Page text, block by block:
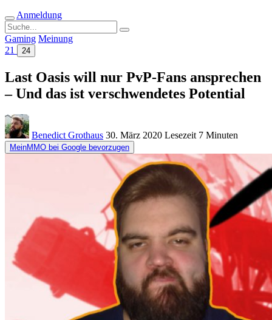
Anmeldung
Suche
nach:
Gaming Meinung
21
24
Last Oasis will nur PvP-Fans ansprechen
– Und das ist verschwendetes Potential
Benedict Grothaus 30. März 2020 Lesezeit 7 Minuten
MeinMMO bei Google bevorzugen